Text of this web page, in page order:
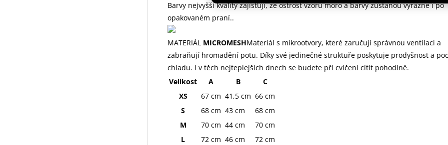
Barvy nejvyšší kvality zajišťují, že ostrost vzoru moro a barvy zůstanou výrazné i po
opakovaném praní..
MATERIÁL MICROMESHMateriál s mikrootvory, které zaručují správnou ventilaci a
zabraňují hromadění potu. Díky své jedinečné struktuře poskytuje prodyšnost a
chladu. I v těch nejteplejších dnech se budete při cvičení cítit pohodlně.
Velikost
A B
C
XS
67 cm 41,5 cm 66 cm
S
68 cm 43 cm
68 cm
M
70 cm 44 cm
70 cm
L
72 cm 46 cm
72 cm